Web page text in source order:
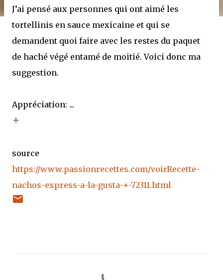
J’ai pensé aux personnes qui ont aimé les
tortellinis en sauce mexicaine et qui se
demandent quoi faire avec les restes du paquet
de haché végé entamé de moitié. Voici donc ma
suggestion.
Appréciation: ...
+
source
https://www.passionrecettes.com/voirRecette-
nachos-express-a-la-gusta-+-72311.html